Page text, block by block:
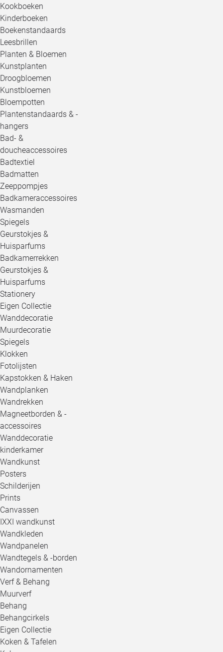
Kookboeken
Kinderboeken
Boekenstandaards
Leesbrillen
Planten & Bloemen
Kunstplanten
Droogbloemen
Kunstbloemen
Bloempotten
Plantenstandaards & -
hangers
Bad- &
doucheaccessoires
Badtextiel
Badmatten
Zeeppompjes
Badkameraccessoires
Wasmanden
Spiegels
Geurstokjes &
Huisparfums
Badkamerrekken
Geurstokjes &
Huisparfums
Stationery
Eigen Collectie
Wanddecoratie
Muurdecoratie
Spiegels
Klokken
Fotolijsten
Kapstokken & Haken
Wandplanken
Wandrekken
Magneetborden & -
accessoires
Wanddecoratie
kinderkamer
Wandkunst
Posters
Schilderijen
Prints
Canvassen
IXXI wandkunst
Wandkleden
Wandpanelen
Wandtegels & -borden
Wandornamenten
Verf & Behang
Muurverf
Behang
Behangcirkels
Eigen Collectie
Koken & Tafelen